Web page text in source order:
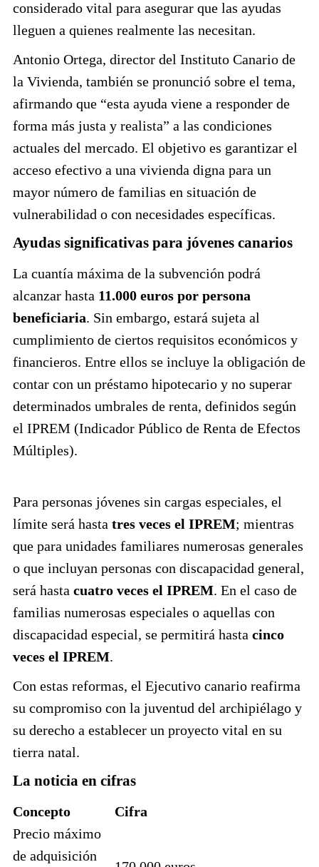
considerado vital para asegurar que las ayudas
lleguen a quienes realmente las necesitan.
Antonio Ortega, director del Instituto Canario de
la Vivienda, también se pronunció sobre el tema,
afirmando que “esta ayuda viene a responder de
forma más justa y realista” a las condiciones
actuales del mercado. El objetivo es garantizar el
acceso efectivo a una vivienda digna para un
mayor número de familias en situación de
vulnerabilidad o con necesidades específicas.
Ayudas significativas para jóvenes canarios
La cuantía máxima de la subvención podrá
alcanzar hasta 11.000 euros por persona
beneficiaria. Sin embargo, estará sujeta al
cumplimiento de ciertos requisitos económicos y
financieros. Entre ellos se incluye la obligación de
contar con un préstamo hipotecario y no superar
determinados umbrales de renta, definidos según
el IPREM (Indicador Público de Renta de Efectos
Múltiples).
Para personas jóvenes sin cargas especiales, el
límite será hasta tres veces el IPREM; mientras
que para unidades familiares numerosas generales
o que incluyan personas con discapacidad general,
será hasta cuatro veces el IPREM. En el caso de
familias numerosas especiales o aquellas con
discapacidad especial, se permitirá hasta cinco
veces el IPREM.
Con estas reformas, el Ejecutivo canario reafirma
su compromiso con la juventud del archipiélago y
su derecho a establecer un proyecto vital en su
tierra natal.
La noticia en cifras
Concepto
Cifra
Precio máximo
de adquisición